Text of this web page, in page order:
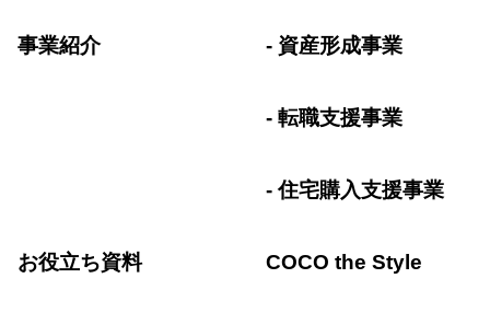
事業紹介 資産形成事業
転職支援事業
住宅購入支援事業
お役立ち資料 COCO the Style